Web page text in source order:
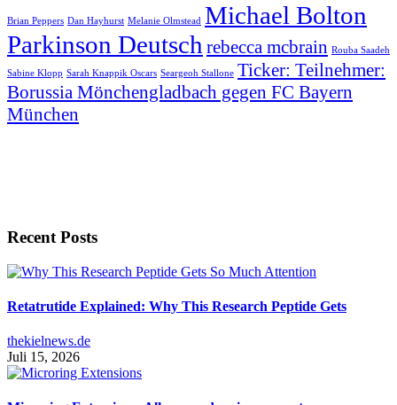
Brian Peppers Dan Hayhurst Melanie Olmstead Michael Bolton
Parkinson Deutsch rebecca mcbrain Rouba Saadeh
Sabine Klopp Sarah Knappik Oscars Seargeoh Stallone Ticker: Teilnehmer:
Borussia Mönchengladbach gegen FC Bayern
München
Recent Posts
Retatrutide Explained: Why This Research Peptide Gets
thekielnews.de
Juli 15, 2026